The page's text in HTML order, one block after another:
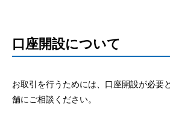
口座開設について
お取引を行うためには、口座開設が必要
舗にご相談ください。